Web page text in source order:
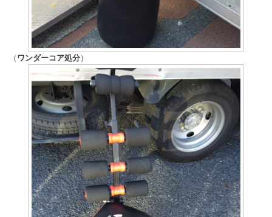
（ ワンダーコア処分）